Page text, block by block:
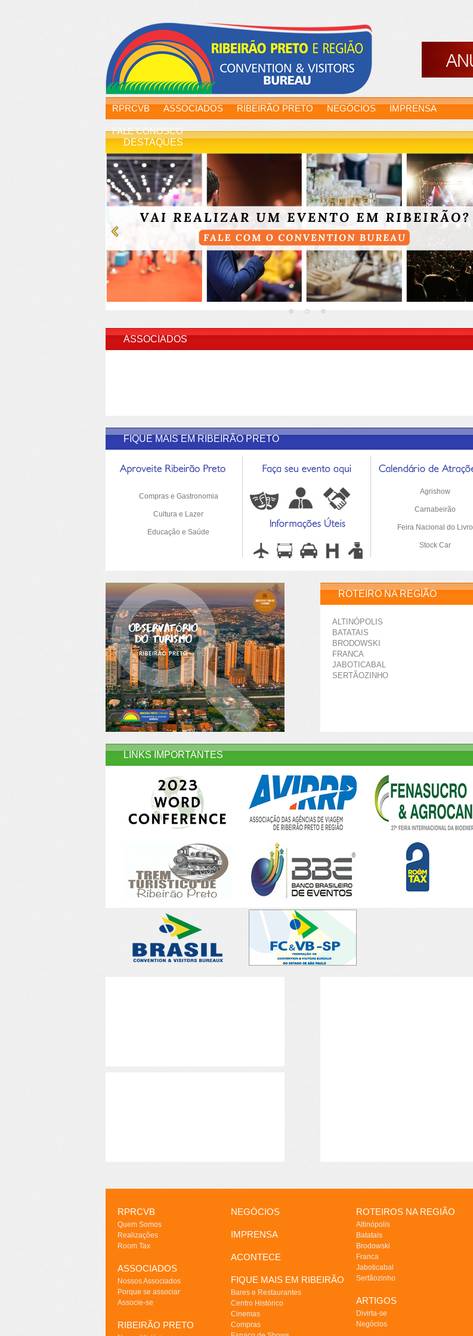
RPRCVB ASSOCIADOS RIBEIRÃO PRETO NEGÓCIOS IMPRENSA
FALE CONOSCO
DESTAQUES
ASSOCIADOS
FIQUE MAIS EM RIBEIRÃO PRETO
Compras e Gastronomia
Cultura e Lazer
Educação e Saúde
Agrishow
Carnabeirão
Feira Nacional do Livro
Stock Car
ROTEIRO NA REGIÃO
ALTINÓPOLIS
BATATAIS
BRODOWSKI
FRANCA
JABOTICABAL
SERTÃOZINHO
LINKS IMPORTANTES
RPRCVB
Quem Somos
Realizações
Room Tax
ASSOCIADOS
Nossos Associados
Porque se associar
Associe-se
RIBEIRÃO PRETO
NEGÓCIOS
IMPRENSA
ACONTECE
FIQUE MAIS EM RIBEIRÃO
Bares e Restaurantes
Centro Histórico
Cinemas
Compras
ROTEIROS NA REGIÃO
Altinópolis
Batatais
Brodowski
Franca
Jaboticabal
Sertãozinho
ARTIGOS
Divirta-se
Negócios